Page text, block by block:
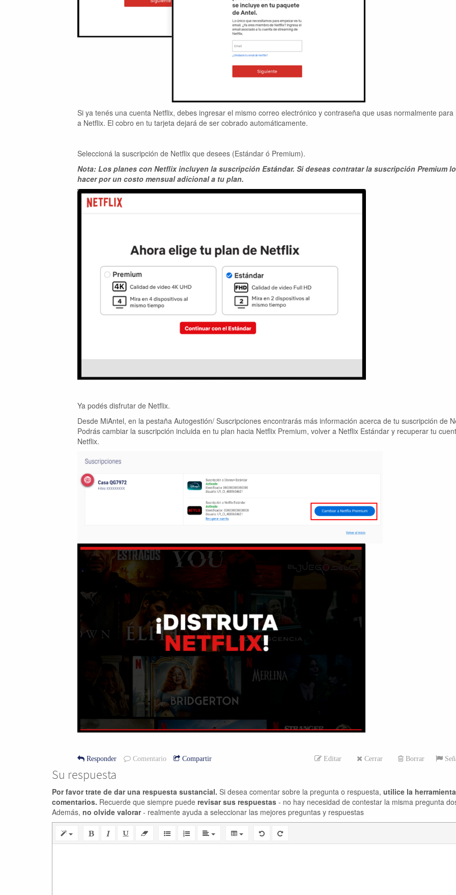
Si ya tenés una cuenta Netflix, debes ingresar el mismo correo electrónico y contraseña que usas normalmente para
a Netflix. El cobro en tu tarjeta dejará de ser cobrado automáticamente.
Seleccioná la suscripción de Netflix que desees (Estándar ó Premium).
Nota: Los planes con Netflix incluyen la suscripción Estándar. Si deseas contratar la suscripción Premium
hacer por un costo mensual adicional a tu plan.
Ya podés disfrutar de Netflix.
Desde MiAntel, en la pestaña Autogestión/ Suscripciones encontrarás más información acerca de tu suscripción de
Podrás cambiar la suscripción incluida en tu plan hacia Netflix Premium, volver a Netflix Estándar y recuperar tu
Netflix.
Editar Cerrar Borrar
Responder Comentario Compartir
Su respuesta
Por favor trate de dar una respuesta sustancial. Si desea comentar sobre la pregunta o respuesta, utilice la
comentarios. Recuerde que siempre puede revisar sus respuestas - no hay necesidad de contestar la misma pregunta
Además, no olvide valorar- realmente ayuda a seleccionar las mejores preguntas y respuestas